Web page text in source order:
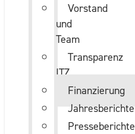
Vorstand
und
Team
Transparenz
ITZ
Finanzierung
Jahresberichte
Presseberichte